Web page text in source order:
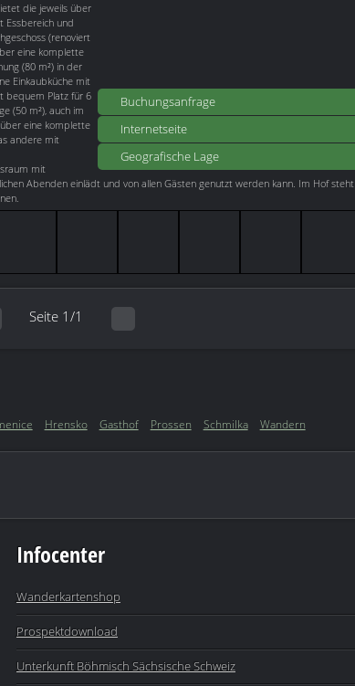
Buchungsanfrage
Internetseite
Geografische Lage
die jeweils über
Essbereich und
(renoviert
eine komplette
(80 m²) in der
Einkaubküche mit
bequem Platz für 6
(50 m²), auch im
eine komplette
andere mit
mit
Abenden einlädt und von allen Gästen genutzt werden kann. Im Hof steht
Seite 1/1
Hrensko Gasthof Prossen Schmilka Wandern
Infocenter
Wanderkartenshop
Prospektdownload
Unterkunft Böhmisch Sächsische Schweiz